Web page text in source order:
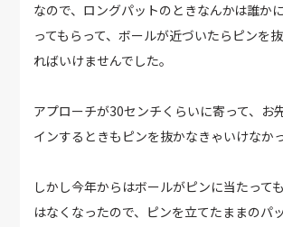
なので、ロングパットのときなんかは誰か
ってもらって、ボールが近づいたらピンを
ればいけませんでした。
アプローチが30センチくらいに寄って、お
インするときもピンを抜かなきゃいけなかっ
しかし今年からはボールがピンに当たって
はなくなったので、ピンを立てたままのパ